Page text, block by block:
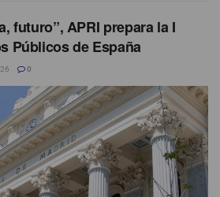
futuro”, APRI prepara la I
Públicos de España
0